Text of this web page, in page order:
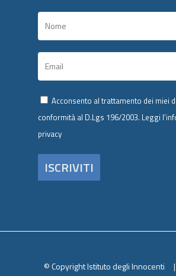
Acconsento al trattamento dei miei
conformità al D.Lgs 196/2003. Leggi
privacy
© Copyright Istituto degli Innocenti